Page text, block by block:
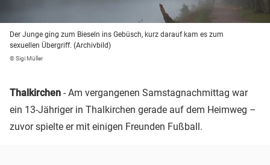
Der Junge ging zum Bieseln ins Gebüsch, kurz darauf kam es zum
sexuellen Übergriff. (Archivbild)
© Sigi Müller
Thalkirchen - Am vergangenen Samstagnachmittag war
ein 13-Jähriger in Thalkirchen gerade auf dem Heimweg –
zuvor spielte er mit einigen Freunden Fußball.